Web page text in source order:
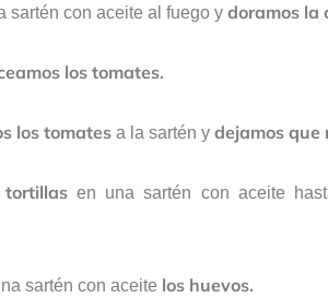
sartén con aceite al fuego y doramos la
los tomates.
los tomates a la sartén y dejamos que
tortillasen una sartén con aceite
sartén con aceite los huevos.